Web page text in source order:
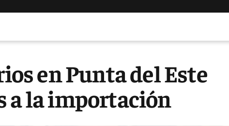
en Punta del Este
a la importación